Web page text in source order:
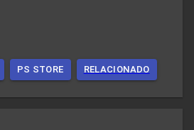
PS STORE RELACIONADO